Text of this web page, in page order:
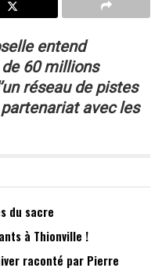
entend
60 millions
réseau de pistes
avec les
du sacre
à Thionville !
raconté par Pierre